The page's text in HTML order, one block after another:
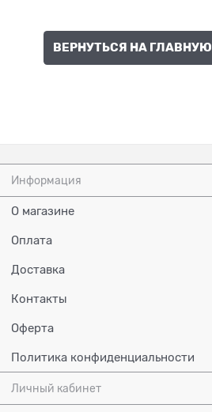
ВЕРНУТЬСЯ НА ГЛАВНУЮ
Информация
О магазине
Оплата
Доставка
Контакты
Оферта
Политика конфиденциальности
Личный кабинет